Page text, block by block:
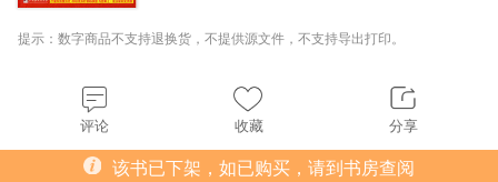
提示：数字商品不支持退换货，不提供源文件，不支持导出打印。
评论 收藏 分享
该书已下架，如已购买，请到书房查阅